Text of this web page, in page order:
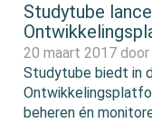
Studytube
20 maart 2017 door
Studytube biedt in
beheren én